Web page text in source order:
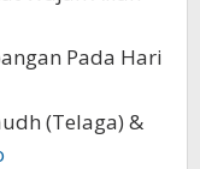
Pada Hari
(Telaga) &